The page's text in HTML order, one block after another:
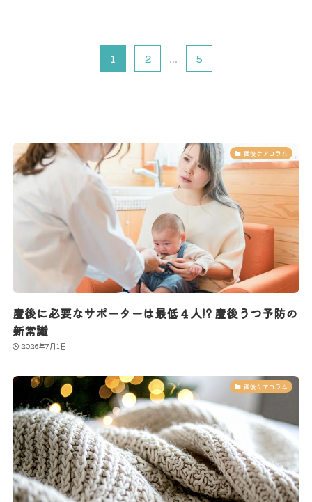
1 2 5
産後ケアコラム
産後に必要なサポーターは最低４人!? 産後うつ予防の
新常識
2026年7月1日
産後ケアコラム